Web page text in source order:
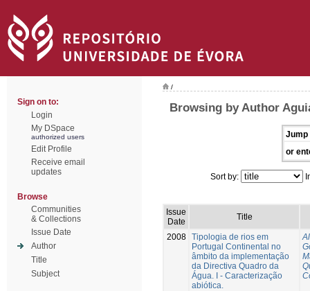
Sign on to:
Login
My DSpace
authorized users
Edit Profile
Receive email
updates
Browse
Communities
& Collections
Issue Date
Author
Title
Subject
/
Browsing by Author
Jump
or
Sort by:
Issue
Date
Title
2008 Tipologia de rios em
Portugal Continental no
âmbito da implementação
da Directiva Quadro da
Água. I - Caracterização
abiótica.